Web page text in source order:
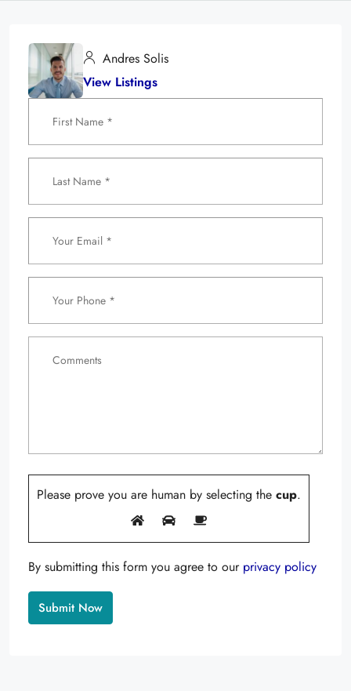
Andres Solis
View Listings
Please prove you are human by selecting the cup.
By submitting this form you agree to our privacy policy